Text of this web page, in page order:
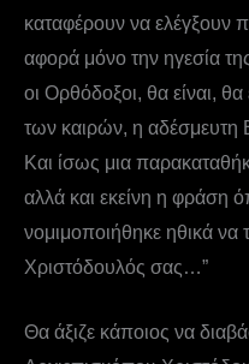
καταφέρουν να ελέγξουν
αφορά μόνο την ηγεσία
οι Ορθόδοξοι, θα είναι, θα
των καιρών, η αδέσμευτη
Και ίσως μια
αλλά και εκείνη η φράση
νομιμοποιήθηκε ηθικά να
Χριστόδουλός σας…”
Θα άξιζε κάποιος να